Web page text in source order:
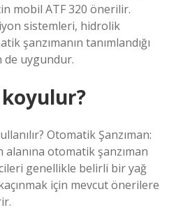
mobil ATF 320 önerilir.
sistemleri, hidrolik
şanzımanın tanımlandığı
de uygundur.
Otomatik Şanzıman:
alanına otomatik şanzıman
genellikle belirli bir yağ
için mevcut önerilere